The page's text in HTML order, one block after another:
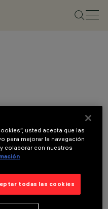
usted acepta que las
para mejorar la navegación
colaborar con nuestros
todas las cookies